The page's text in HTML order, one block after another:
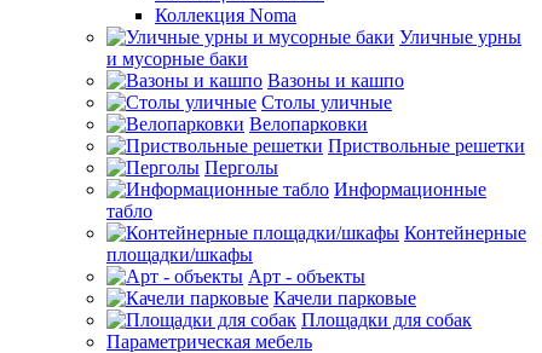
Коллекция Noma
Уличные урны
и мусорные баки
Вазоны и кашпо
Столы уличные
Велопарковки
Приствольные решетки
Перголы
Информационные
табло
Контейнерные
площадки/шкафы
Арт - объекты
Качели парковые
Площадки для собак
Параметрическая мебель